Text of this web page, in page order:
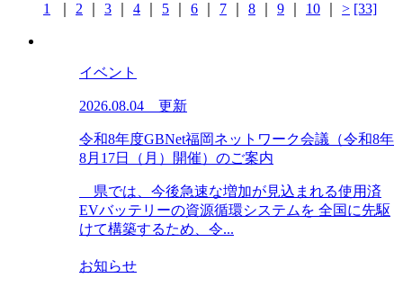
1 2 3 4 5 6 7 8 9 10 > [33]
イベント
2026.08.04 更新
令和8年度GBNet福岡ネットワーク会議（令和8年
8月17日（月）開催）のご案内
県では、今後急速な増加が見込まれる使用済
EVバッテリーの資源循環システムを 全国に先駆
けて構築するため、令...
お知らせ